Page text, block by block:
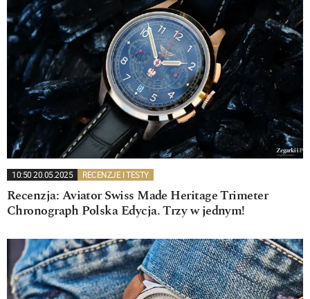
10:50 20.05.2025 RECENZJE I TESTY
Recenzja: Aviator Swiss Made Heritage Trimeter
Chronograph Polska Edycja. Trzy w jednym!